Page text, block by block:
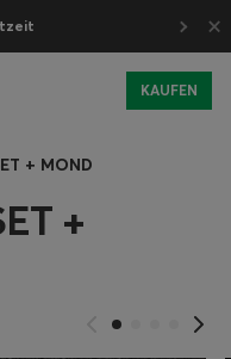
×
KAUFEN
+ MOND
+